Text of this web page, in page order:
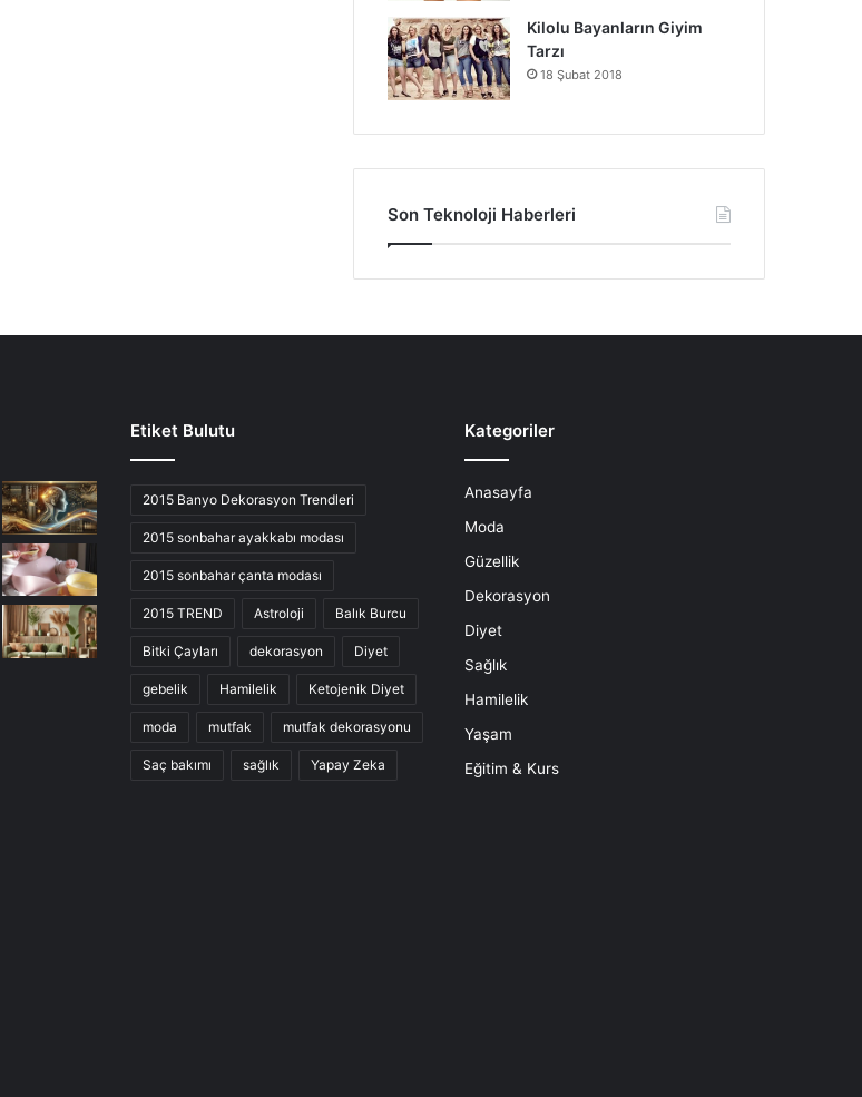
Kilolu Bayanların Giyim
Tarzı
18 Şubat 2018
Son Teknoloji Haberleri
Etiket Bulutu
2015 Banyo Dekorasyon Trendleri
2015 sonbahar ayakkabı modası
2015 sonbahar çanta modası
2015 TREND Astroloji Balık Burcu
Bitki Çayları dekorasyon Diyet
gebelik Hamilelik Ketojenik Diyet
moda mutfak mutfak dekorasyonu
Saç bakımı sağlık Yapay Zeka
Kategoriler
Anasayfa
Moda
Güzellik
Dekorasyon
Diyet
Sağlık
Hamilelik
Yaşam
Eğitim & Kurs